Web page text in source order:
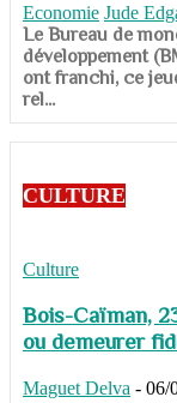
Economie Jude
​​​​​​​Le Bureau de
développement
ont franchi, ce
rel...
CULTURE
Culture
Bois-Caïman,
ou demeurer
Maguet Delva - 06/